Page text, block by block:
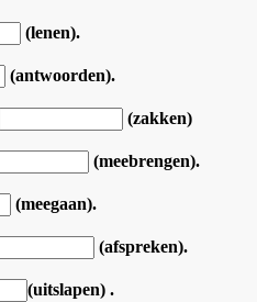
(lenen).
(antwoorden).
(zakken)
(meebrengen).
(meegaan).
(afspreken).
(uitslapen) .